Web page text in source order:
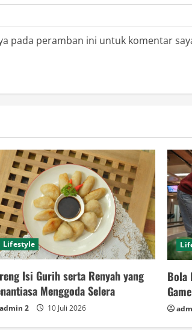
pada peramban ini untuk komentar
Lifestyle
Isi Gurih serta Renyah yang
Menggoda Selera
admin 2 10 Juli 2026
Bola